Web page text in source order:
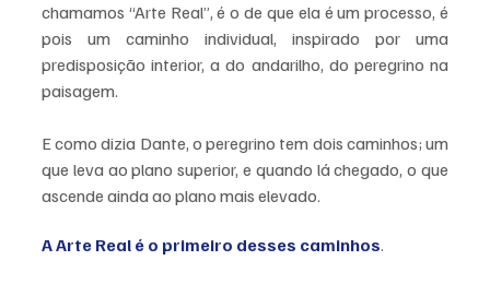
chamamos “Arte Real”, é o de que ela é um processo, é
pois um caminho individual, inspirado por uma
predisposição interior, a do andarilho, do peregrino na
paisagem.
E como dizia Dante, o peregrino tem dois caminhos; um
que leva ao plano superior, e quando lá chegado, o que
ascende ainda ao plano mais elevado.
A Arte Real é o primeiro desses caminhos.